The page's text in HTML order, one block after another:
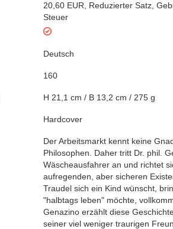
20,60 EUR Reduzierter Satz
Steuer
Deutsch
160
H 21,1 cm / B 13,2 cm / 275 g
Hardcover
Der Arbeitsmarkt kennt keine
Philosophen. Daher tritt Dr. phil.
Wäscheausfahrer an und richtet
aufregenden, aber sicheren
Traudel sich ein Kind wünscht,
"halbtags leben" möchte,
Genazino erzählt diese
seiner viel weniger traurigen